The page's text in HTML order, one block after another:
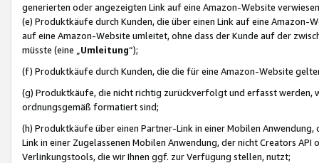
generierten oder angezeigten Link auf eine Amazon-Website
(e) Produktkäufe durch Kunden, die über einen Link auf eine
auf eine Amazon-Website umleitet, ohne dass der Kunde auf der
müsste (eine „ Umleitung“);
(f) Produktkäufe durch Kunden, die die für eine Amazon-Website
(g) Produktkäufe, die nicht richtig zurückverfolgt und erfasst werden,
ordnungsgemäß formatiert sind;
(h) Produktkäufe über einen Partner-Link in einer Mobilen
Link in einer Zugelassenen Mobilen Anwendung, der nicht Creators
Verlinkungstools, die wir Ihnen ggf. zur Verfügung stellen, nutzt;